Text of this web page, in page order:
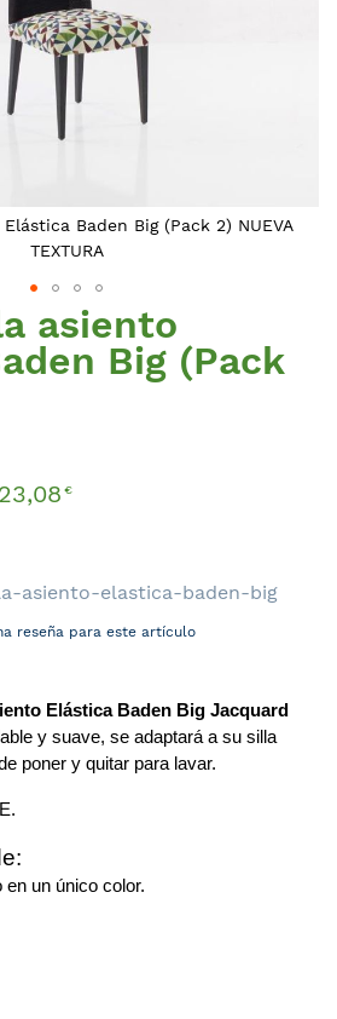
asiento
Big (Pack
23,08€
asiento-elastica-baden-big
reseña para este artículo
Elástica Baden Big Jacquard
y suave, se adaptará a su silla
poner y quitar para lavar.
en un único color.
Baden Big (Pack 2) NUEVA
TEXTURA